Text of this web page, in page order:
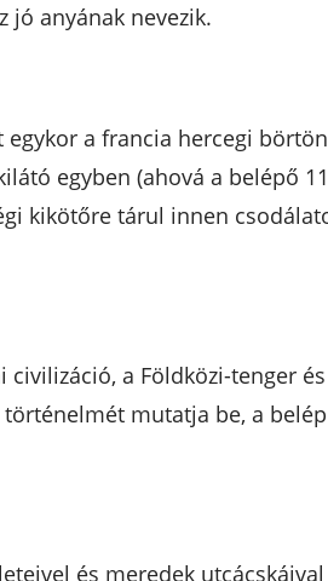
jó anyának nevezik.
egykor a francia hercegi
egyben (ahová a belépő 11
kikötőre tárul innen
civilizáció, a Földközi-tenger
mutatja be, a
és meredek utcácskáival